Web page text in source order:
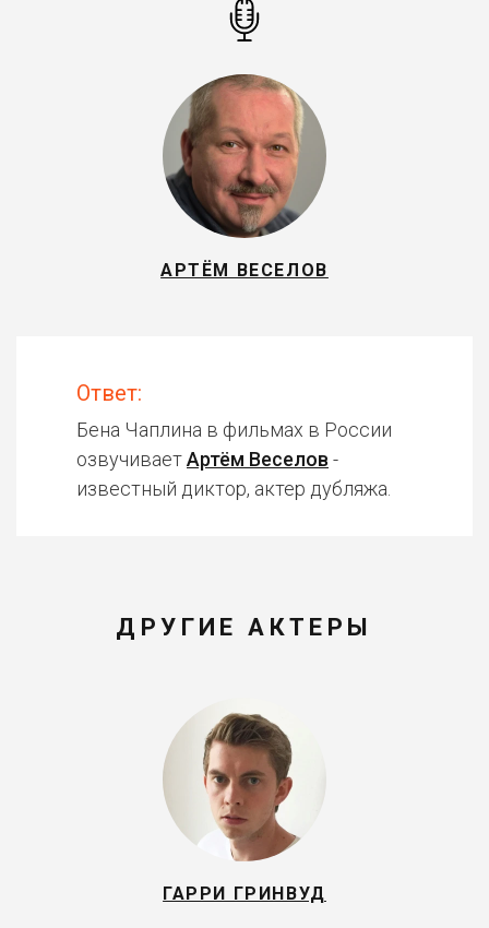
АРТЁМ ВЕСЕЛОВ
Ответ:
Бена Чаплина в фильмах в России
озвучиваетАртём Веселов -
известный диктор, актер дубляжа.
ДРУГИЕ АКТЕРЫ
ГАРРИ ГРИНВУД